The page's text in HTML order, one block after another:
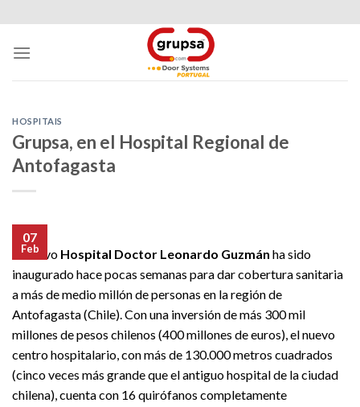
to
content
HOSPITAIS
Grupsa, en el Hospital Regional de
Antofagasta
07
Feb
El nuevo Hospital Doctor Leonardo Guzmán ha sido
inaugurado hace pocas semanas para dar cobertura sanitaria
a más de medio millón de personas en la región de
Antofagasta (Chile). Con una inversión de más 300 mil
millones de pesos chilenos (400 millones de euros), el nuevo
centro hospitalario, con más de 130.000 metros cuadrados
(cinco veces más grande que el antiguo hospital de la ciudad
chilena), cuenta con 16 quirófanos completamente